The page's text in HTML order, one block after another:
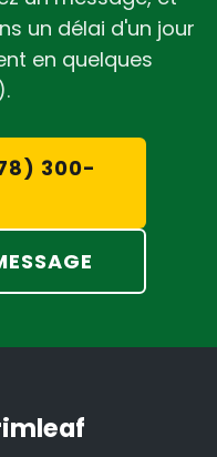
un délai d'un jour
en quelques
300-